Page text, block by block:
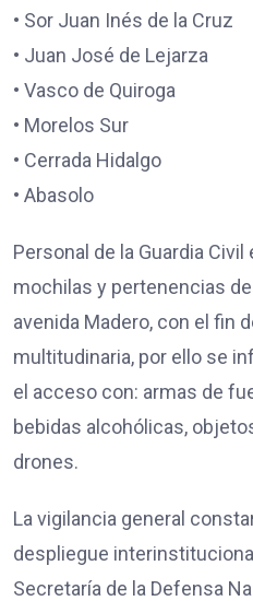
•⁠ ⁠Sor Juan Inés de la Cruz
•⁠ ⁠Juan José de Lejarza
•⁠ ⁠Vasco de Quiroga
•⁠ ⁠Morelos Sur
•⁠ ⁠Cerrada Hidalgo
•⁠ ⁠Abasolo
Personal de la Guardia
mochilas y pertenencias
avenida Madero, con el fin
multitudinaria, por ello se
el acceso con: armas de
bebidas alcohólicas,
drones.
La vigilancia general
despliegue
Secretaría de la Defensa